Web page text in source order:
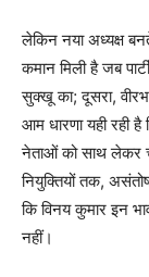
लेकिन नया अध्यक्ष
कमान मिली है जब
सुक्खू का; दूसरा,
आम धारणा यही रही
नेताओं को साथ लेकर
नियुक्तियों तक,
कि विनय कुमार इन
नहीं।